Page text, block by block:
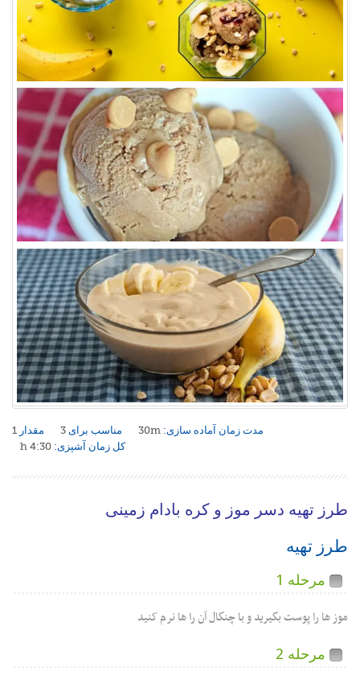
مقدار 1 مناسب برای 3 مدت زمان آماده سازی: 30m
کل زمان آشپزی: 4:30 h
طرز تهیه دسر موز و کره بادام زمینی
طرز تهیه
مرحله 1
موز ها را پوست بگیرید و با چنگال آن را ها نرم کنید
مرحله 2